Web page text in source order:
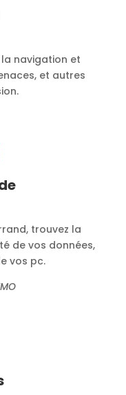
navigation et
et autres
trouvez la
de vos données,
vos pc.